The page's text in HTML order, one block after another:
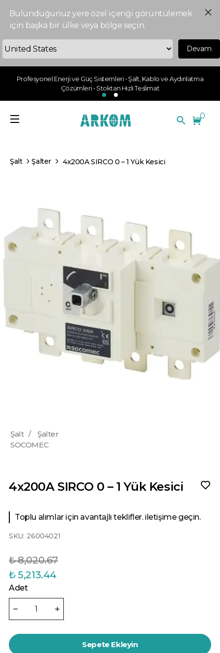
Bulunduğunuz yere özel içeriği görüntülemek
için başka bir ülke veya bölge seçin.
Devam
Profesyonel Enerji ve Güç Sistemleri • Şalt, Kablo ve Aydınlatma
Çözümleri • Stoktan Hızlı Teslimat
0
Şalt Şalter 4x200A SIRCO 0 – 1 Yük Kesici
Şalt /
Şalter
SOCOMEC
4x200A SIRCO 0 – 1 Yük Kesici
Toplu alımlar için avantajlı teklifler. iletişime geçin.
SKU: 26004021
₺ 8,020.67
₺ 5,213.44
Adet
Sepete Ekleyin